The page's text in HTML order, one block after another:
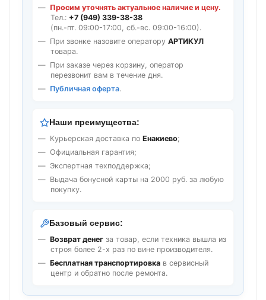
Просим уточнять актуальное наличие и цену.
Тел.: +7 (949) 339-38-38
(пн.-пт. 09:00-17:00, сб.-вс. 09:00-16:00).
При звонке назовите оператору АРТИКУЛ
товара.
При заказе через корзину, оператор
перезвонит вам в течение дня.
Публичная оферта.
Наши преимущества:
Курьерская доставка по Енакиево;
Официальная гарантия;
Экспертная техподдержка;
Выдача бонусной карты на 2000 руб. за любую
покупку.
Базовый сервис:
Возврат денег за товар, если техника вышла из
строя более 2-х раз по вине производителя.
Бесплатная транспортировка в сервисный
центр и обратно после ремонта.